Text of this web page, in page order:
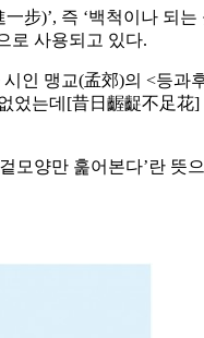
步)’, 즉 ‘백척이나 되
로 사용되고 있다.
인 맹교(孟郊)의 <등
었는데[昔日齷齪不足
모양만 훑어본다’란